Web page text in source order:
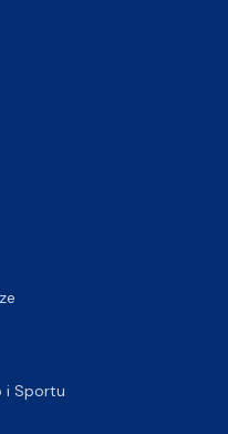
i Sportu